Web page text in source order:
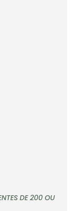
DE 200 OU